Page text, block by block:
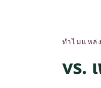
ทำไมแหล่
vs.